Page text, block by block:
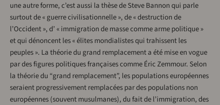
une autre forme, c’est aussi la thèse de Steve Bannon qui parle
surtout de « guerre civilisationnelle », de « destruction de
l’Occident », d’ « immigration de masse comme arme politique »
et qui dénoncent les « élites mondialistes qui trahissent les
peuples ». La théorie du grand remplacement a été mise en vogue
par des figures politiques françaises comme Éric Zemmour. Selon
la théorie du “grand remplacement”, les populations européennes
seraient progressivement remplacées par des populations non
européennes (souvent musulmanes), du fait de l’immigration, des